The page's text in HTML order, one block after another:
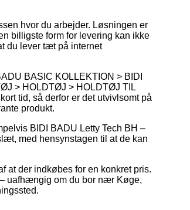
hvor du arbejder. Løsningen er
billigste form for levering kan ikke
du lever tæt på internet
BASIC KOLLEKTION > BIDI
> HOLDTØJ > HOLDTØJ TIL
tid, så derfor er det utvivlsomt på
produkt.
BIDI BADU Letty Tech BH –
med hensynstagen til at de kan
at der indkøbes for en konkret pris.
uafhængig om du bor nær Køge,